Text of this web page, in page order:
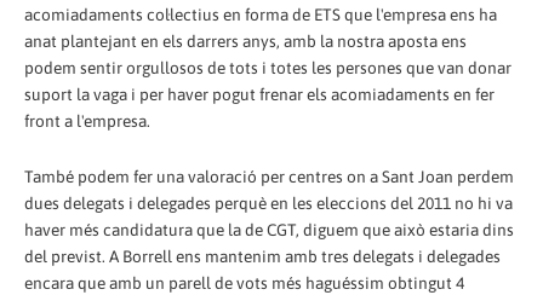
acomiadaments col·lectius en forma de ETS que l'empresa ens ha
anat plantejant en els darrers anys, amb la nostra aposta ens
podem sentir orgullosos de tots i totes les persones que van donar
suport la vaga i per haver pogut frenar els acomiadaments en fer
front a l'empresa.
També podem fer una valoració per centres on a Sant Joan perdem
dues delegats i delegades perquè en les eleccions del 2011 no hi va
haver més candidatura que la de CGT, diguem que això estaria dins
del previst. A Borrell ens mantenim amb tres delegats i delegades
encara que amb un parell de vots més haguéssim obtingut 4